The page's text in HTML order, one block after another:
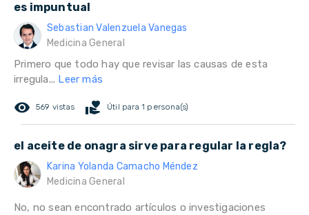
es impuntual
Sebastian Valenzuela Vanegas
Medicina General
Primero que todo hay que revisar las causas de esta
irregula... Leer más
remove_red_eye 569 vistas volunteer_activism Útil para 1 persona(s)
el aceite de onagra sirve para regular la regla?
Karina Yolanda Camacho Méndez
Medicina General
No, no sean encontrado artículos o investigaciones